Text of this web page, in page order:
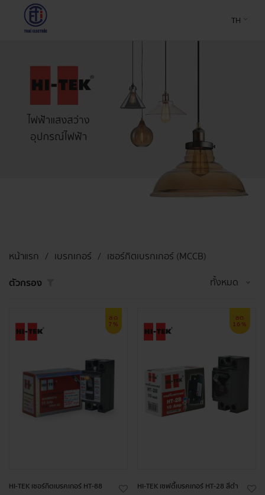
TH
หน้าแรก เบรกเกอร์
เซอร์กิตเบรกเกอร์ (MCCB)
ตัวกรอง
ทั้งหมด
ลด
7%
HI-TEK เซอร์กิตเบรคเกอร์ HT-88
ลด
16%
HI-TEK เซฟตี้เบรคเกอร์ HT-28 สีดำ